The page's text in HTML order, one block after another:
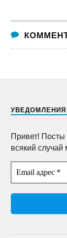
Привет! Посты
всякий случай